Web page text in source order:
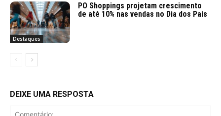
Destaques
PO Shoppings projetam crescimento
de até 10% nas vendas no Dia dos Pais
DEIXE UMA RESPOSTA